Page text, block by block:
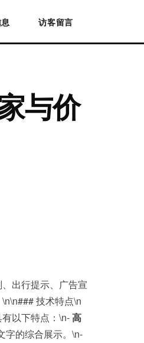
访客留言
与价
出行提示、广告宣
技术特点\n
以下特点：\n-高
字的综合展示。\n-